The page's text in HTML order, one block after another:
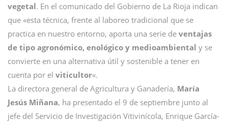
vegetal. En el comunicado del Gobierno de La Rioja indican
que «esta técnica, frente al laboreo tradicional que se
practica en nuestro entorno, aporta una serie de ventajas
de tipo agronómico, enológico y medioambiental y se
convierte en una alternativa útil y sostenible a tener en
cuenta por el viticultor«.
La directora general de Agricultura y Ganadería, María
Jesús Miñana, ha presentado el 9 de septiembre junto al
jefe del Servicio de Investigación Vitivinícola, Enrique García-